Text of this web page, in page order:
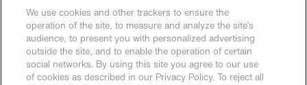
We use cookies and other trackers to ensure the
operation of the site, to measure and analyze the site’s
audience, to present you with personalized advertising
outside the site, and to enable the operation of certain
social networks. By using this site you agree to our use
of cookies as described in our Privacy Policy. To reject all